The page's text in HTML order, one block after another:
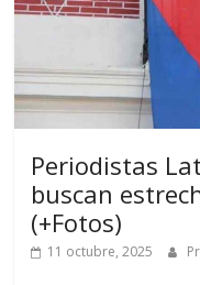
Periodistas
buscan
(+Fotos)
11 octubre, 2025